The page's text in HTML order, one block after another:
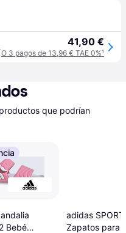
NEGRO 41,90 €
O 3 pagos de 13,96 € TAE 0%¹
que podrían
Bebé
adidas
Zapatos para